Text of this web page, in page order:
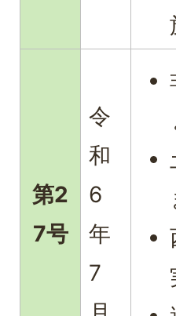
第2
7号
令
和
6
年
7